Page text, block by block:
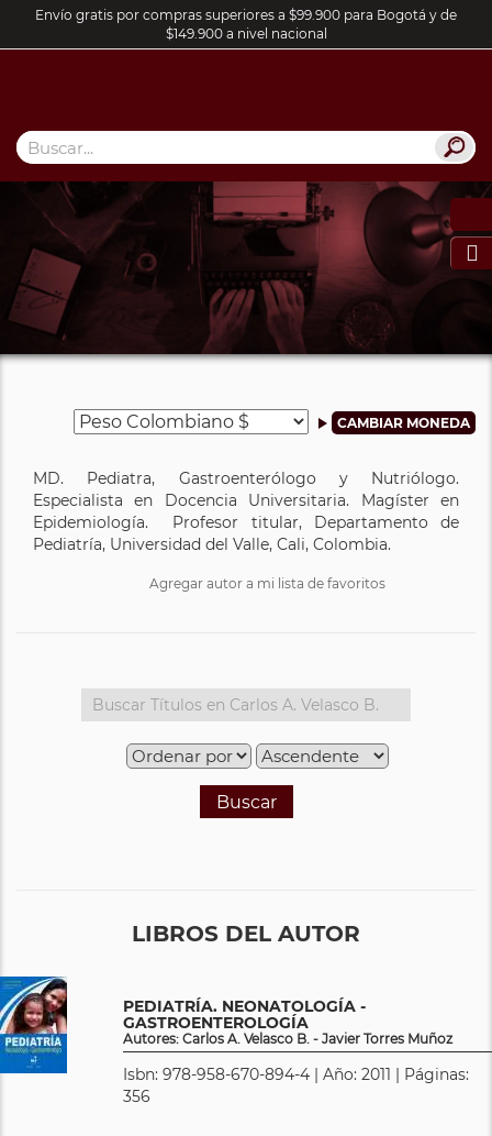
Envío gratis por compras superiores a $99.900 para Bogotá y de
$149.900 a nivel nacional

MD. Pediatra, Gastroenterólogo y Nutriólogo.
Especialista en Docencia Universitaria. Magíster en
Epidemiología. Profesor titular, Departamento de
Pediatría, Universidad del Valle, Cali, Colombia.
Agregar autor a mi lista de favoritos
Buscar
LIBROS DEL AUTOR
PEDIATRÍA. NEONATOLOGÍA -
GASTROENTEROLOGÍA
Autores: Carlos A. Velasco B. - Javier Torres Muñoz
Isbn: 978-958-670-894-4 | Año: 2011 | Páginas:
356